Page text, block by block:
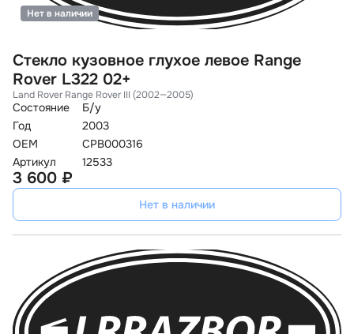
Стекло кузовное глухое левое Range
Rover L322 02+
Land Rover Range Rover III (2002—2005)
Состояние
Б/у
Год
2003
OEM
CPB000316
Артикул
12533
Нет в наличии
3 600 ₽
Нет в наличии